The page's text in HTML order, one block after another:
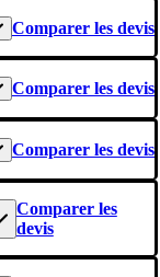
Comparer les devis
Comparer les devis
Comparer les devis
Comparer les
devis